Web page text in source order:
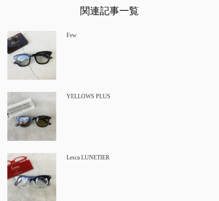
関連記事一覧
Few
YELLOWS PLUS
Lesca LUNETIER